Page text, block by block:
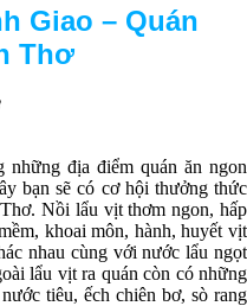
Giao – Quán
Thơ
địa điểm quán ăn ngon
bạn sẽ có cơ hội thưởng thức
Nồi lẩu vịt thơm ngon, hấp
khoai môn, hành, huyết vịt
nhau cùng với nước lẩu ngọt
lẩu vịt ra quán còn có những
tiêu, ếch chiên bơ, sò rang